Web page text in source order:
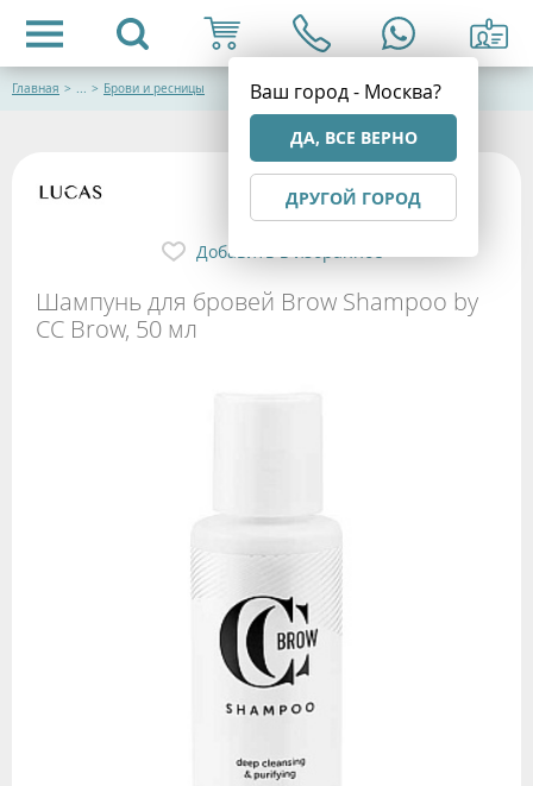
Ваш город - Москва?
ДА, ВСЕ ВЕРНО
ДРУГОЙ ГОРОД
Главная > ... > Брови и ресницы
Шампунь для бровей Brow Shampoo by
CC Brow, 50 мл
Добавить в избранное